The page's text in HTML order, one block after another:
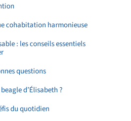
cohabitation harmonieuse
: les conseils essentiels
questions
d’Élisabeth ?
du quotidien